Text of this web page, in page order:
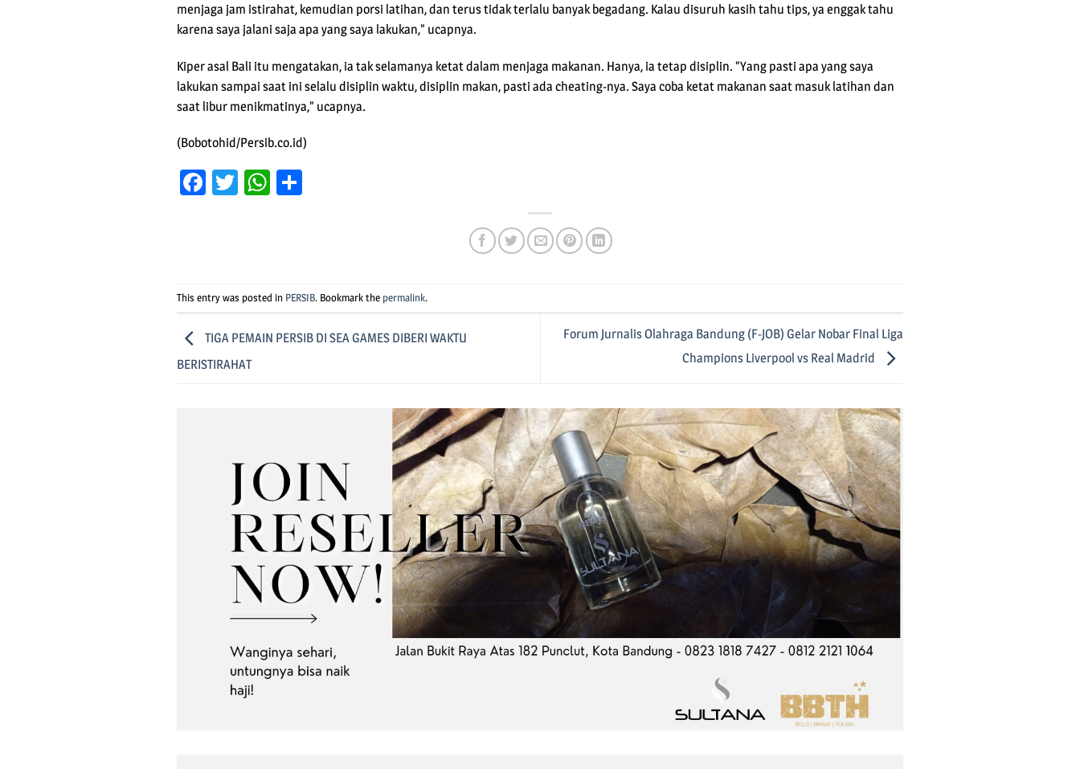
menjaga jam istirahat, kemudian porsi latihan, dan terus tidak terlalu banyak begadang. Kalau disuruh kasih tahu tips, ya enggak tahu
karena saya jalani saja apa yang saya lakukan,” ucapnya.
Kiper asal Bali itu mengatakan, ia tak selamanya ketat dalam menjaga makanan. Hanya, ia tetap disiplin. “Yang pasti apa yang saya
lakukan sampai saat ini selalu disiplin waktu, disiplin makan, pasti ada cheating-nya. Saya coba ketat makanan saat masuk latihan dan
saat libur menikmatinya,” ucapnya.
(Bobotohid/Persib.co.id)
Facebook
TwitterWhatsApp
This entry was posted in PERSIB. Bookmark the permalink.
TIGA PEMAIN PERSIB DI SEA GAMES DIBERI WAKTU
BERISTIRAHAT
Forum Jurnalis Olahraga Bandung (F-JOB) Gelar Nobar Final Liga
Champions Liverpool vs Real Madrid